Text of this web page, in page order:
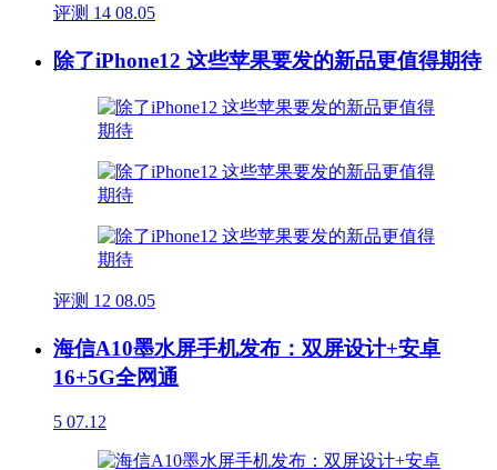
评测 14 08.05
除了iPhone12 这些苹果要发的新品更值得期待
评测 12 08.05
海信A10墨水屏手机发布：双屏设计+安卓
16+5G全网通
5 07.12